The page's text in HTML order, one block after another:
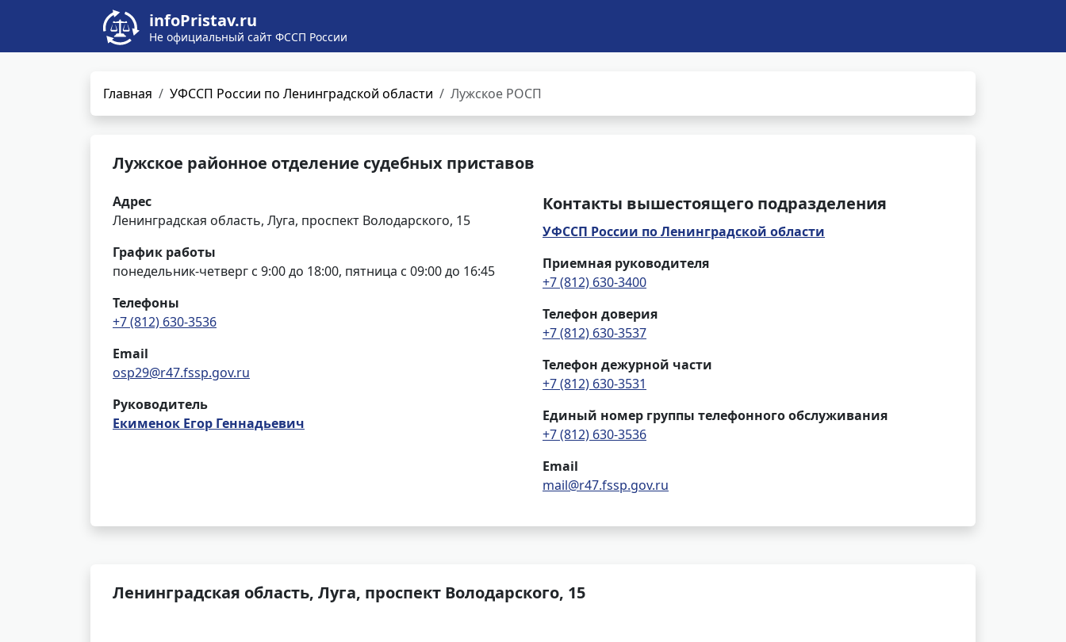
infoPristav.ru
Не официальный сайт ФССП России
Главная УФССП России по Ленинградской области Лужское РОСП
Лужское районное отделение судебных приставов
Адрес
Ленинградская область, Луга, проспект Володарского, 15
График работы
понедельник-четверг с 9:00 до 18:00, пятница с 09:00 до 16:45
Телефоны
+7 (812) 630-3536
Email
osp29@r47.fssp.gov.ru
Руководитель
Екименок Егор Геннадьевич
Контакты вышестоящего подразделения
УФССП России по Ленинградской области
Приемная руководителя
+7 (812) 630-3400
Телефон доверия
+7 (812) 630-3537
Телефон дежурной части
+7 (812) 630-3531
Единый номер группы телефонного обслуживания
+7 (812) 630-3536
Email
mail@r47.fssp.gov.ru
Ленинградская область, Луга, проспект Володарского, 15